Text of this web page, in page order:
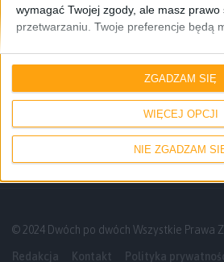
wymagać Twojej zgody, ale masz
przetwarzaniu. Twoje preferencje będą
przycisk "Prywatność" na dole strony.
WIĘCEJ OPCJI
NIE ZGADZAM
ZGADZAM SIĘ
Gadżety osobiste Smartfony
Samsung Galaxy Note 4 i
© 2024 Dwóch po dwóch Wszystkie Prawa
Redakcja Kontakt Polityka